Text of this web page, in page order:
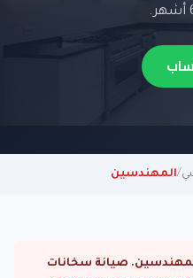
/المهندسين
صيانة سخانات